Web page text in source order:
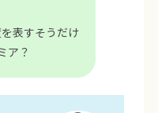
表すそうだけ
ア？